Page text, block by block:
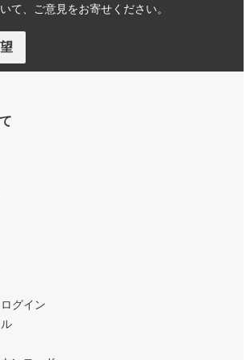
て、ご意見をお寄せください。
グイン